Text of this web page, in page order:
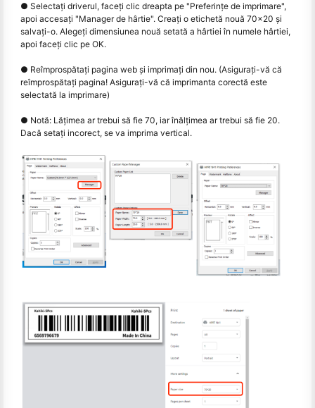
● Selectați driverul, faceți clic dreapta pe "Preferințe de imprimare",
apoi accesați "Manager de hârtie". Creați o etichetă nouă 70x20 și
salvați-o. Alegeți dimensiunea nouă setată a hârtiei în numele hârtiei,
apoi faceți clic pe OK.
● Reîmprospătați pagina web și imprimați din nou. (Asigurați-vă că
reîmprospătați pagina! Asigurați-vă că imprimanta corectă este
selectată la imprimare)
● Notă: Lățimea ar trebui să fie 70, iar înălțimea ar trebui să fie 20.
Dacă setați incorect, se va imprima vertical.